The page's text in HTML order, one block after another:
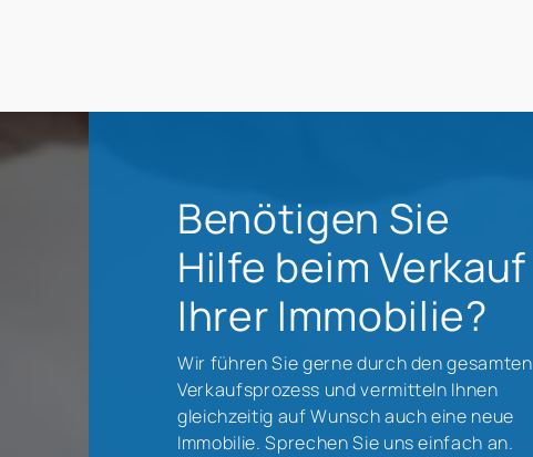
Benötigen Sie
Hilfe beim Verkauf
Ihrer Immobilie?
Wir führen Sie gerne durch den gesamten
Verkaufsprozess und vermitteln Ihnen
gleichzeitig auf Wunsch auch eine neue
Immobilie. Sprechen Sie uns einfach an.